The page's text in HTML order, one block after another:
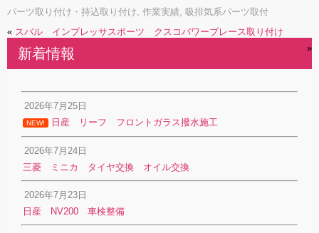
パーツ取り付け・持込取り付け, 作業実績, 吸排気系パーツ取付
« スバル インプレッサスポーツ クスコパワーブレース取り付け
»
新着情報
2026年7月25日
NEW! 日産 リーフ フロントガラス撥水施工
2026年7月24日
三菱 ミニカ タイヤ交換 オイル交換
2026年7月23日
日産 NV200 車検整備